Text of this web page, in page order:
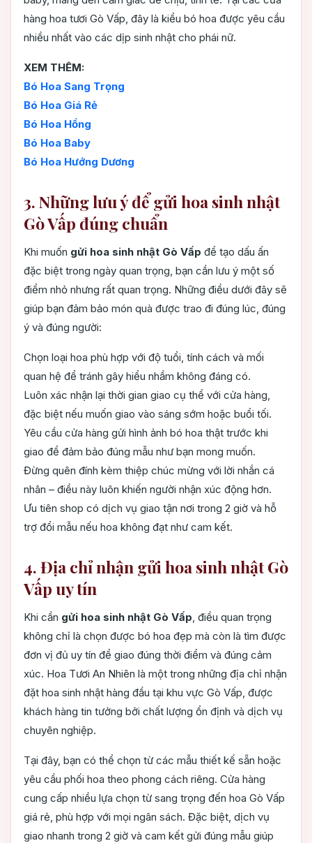
hàng hoa tươi Gò Vấp, đây là kiểu bó hoa được yêu cầu
nhiều nhất vào các dịp sinh nhật cho phái nữ.
XEM THÊM:
Bó Hoa Sang Trọng
Bó Hoa Giá Rẻ
Bó Hoa Hồng
Bó Hoa Baby
Bó Hoa Hướng Dương
3. Những lưu ý để gửi hoa sinh nhật
Gò Vấp đúng chuẩn
Khi muốn gửi hoa sinh nhật Gò Vấp để tạo dấu ấn
đặc biệt trong ngày quan trọng, bạn cần lưu ý một số
điểm nhỏ nhưng rất quan trọng. Những điều dưới đây sẽ
giúp bạn đảm bảo món quà được trao đi đúng lúc, đúng
ý và đúng người:
Chọn loại hoa phù hợp với độ tuổi, tính cách và mối
quan hệ để tránh gây hiểu nhầm không đáng có.
Luôn xác nhận lại thời gian giao cụ thể với cửa hàng,
đặc biệt nếu muốn giao vào sáng sớm hoặc buổi tối.
Yêu cầu cửa hàng gửi hình ảnh bó hoa thật trước khi
giao để đảm bảo đúng mẫu như bạn mong muốn.
Đừng quên đính kèm thiệp chúc mừng với lời nhắn cá
nhân – điều này luôn khiến người nhận xúc động hơn.
Ưu tiên shop có dịch vụ giao tận nơi trong 2 giờ và hỗ
trợ đổi mẫu nếu hoa không đạt như cam kết.
4. Địa chỉ nhận gửi hoa sinh nhật Gò
Vấp uy tín
Khi cần gửi hoa sinh nhật Gò Vấp, điều quan trọng
không chỉ là chọn được bó hoa đẹp mà còn là tìm được
đơn vị đủ uy tín để giao đúng thời điểm và đúng cảm
xúc. Hoa Tươi An Nhiên là một trong những địa chỉ nhận
đặt hoa sinh nhật hàng đầu tại khu vực Gò Vấp, được
khách hàng tin tưởng bởi chất lượng ổn định và dịch vụ
chuyên nghiệp.
Tại đây, bạn có thể chọn từ các mẫu thiết kế sẵn hoặc
yêu cầu phối hoa theo phong cách riêng. Cửa hàng
cung cấp nhiều lựa chọn từ sang trọng đến hoa Gò Vấp
giá rẻ, phù hợp với mọi ngân sách. Đặc biệt, dịch vụ
giao nhanh trong 2 giờ và cam kết gửi đúng mẫu giúp